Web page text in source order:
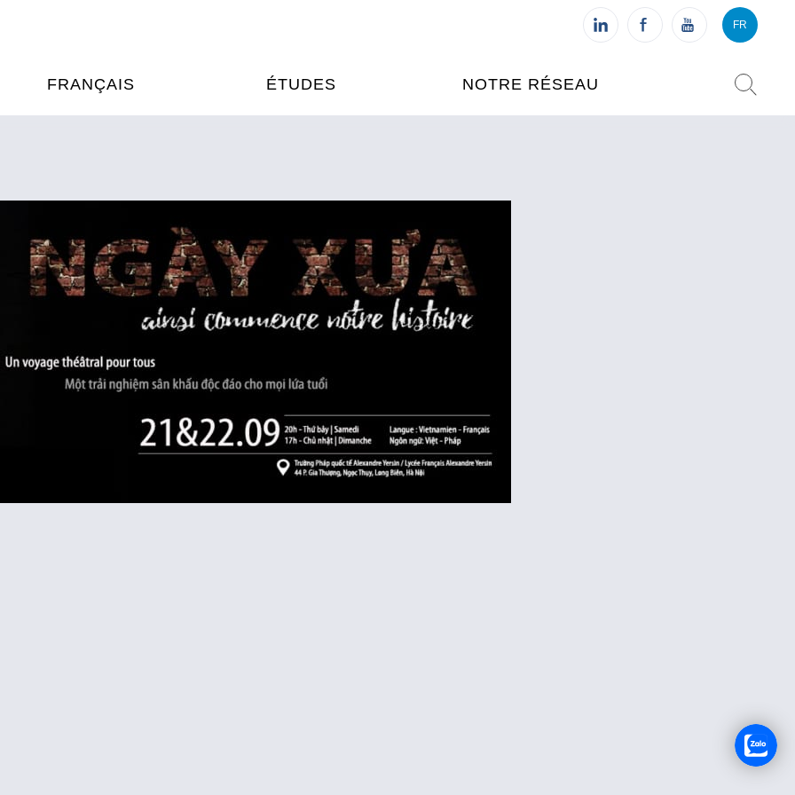
FRANÇAIS
& CERTIFICATIONS
LINGUISTIQUES
LINGUISTIQUE
ÉDUCATIVE
ÉTUDES
FORMATIONS FRANCAISES
FRANCE ALUMNI VIETNAM
NOTRE RÉSEAU
L'IFV À HUÉ
L'IFV À DANANG
RECRUTEMENT
FR
VI FR